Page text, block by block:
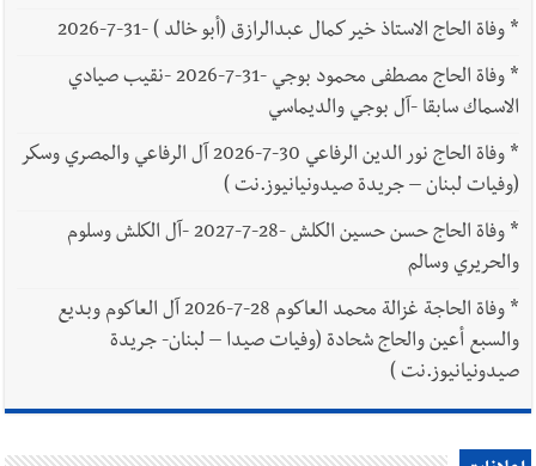
*وفاة الحاج الاستاذ خير كمال عبدالرازق (أبو خالد ) -31-7-2026
*
وفاة الحاج مصطفى محمود بوجي -31-7-2026 -نقيب صيادي
الاسماك سابقا -آل بوجي والديماسي
*
وفاة الحاج نور الدين الرفاعي 30-7-2026 آل الرفاعي والمصري وسكر
(وفيات لبنان – جريدة صيدونيانيوز.نت )
*
وفاة الحاج حسن حسين الكلش -28-7-2027 -آل الكلش وسلوم
والحريري وسالم
*
وفاة الحاجة غزالة محمد العاكوم 28-7-2026 آل العاكوم وبديع
والسبع أعين والحاج شحادة (وفيات صيدا – لبنان- جريدة
صيدونيانيوز.نت )